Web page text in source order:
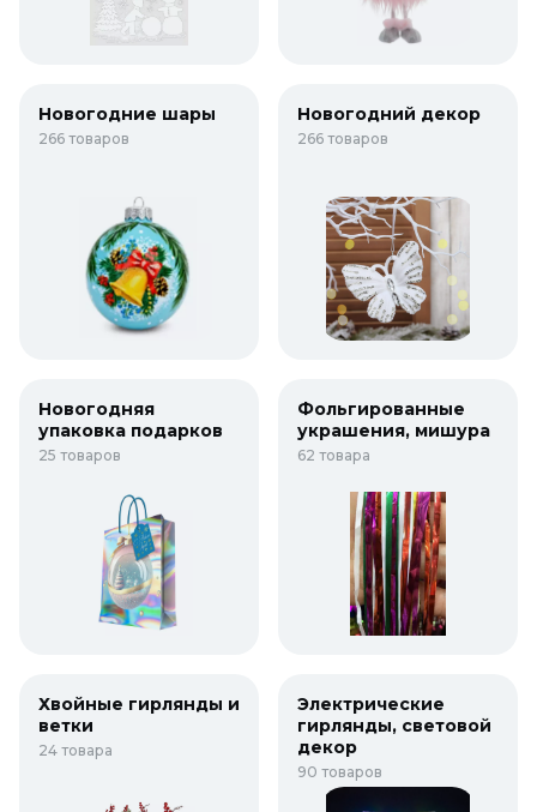
Новогодние шары
266 товаров
Новогодний декор
266 товаров
Новогодняя
упаковка подарков
25 товаров
Фольгированные
украшения, мишура
62 товара
Хвойные гирлянды и
ветки
24 товара
Электрические
гирлянды, световой
декор
90 товаров